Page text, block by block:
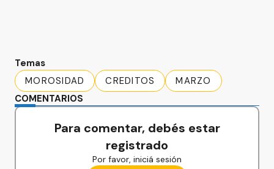
Temas
MOROSIDAD
CREDITOS
MARZO
COMENTARIOS
Para comentar, debés estar
registrado
Por favor, iniciá sesión